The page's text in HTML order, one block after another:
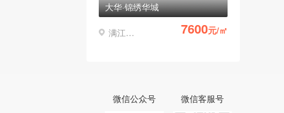
大华·锦绣华城
满江凤仪 7600元/㎡
微信公众号 微信客服号